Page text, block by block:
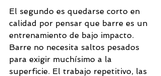
El segundo es quedarse corto en
calidad por pensar que barre es un
entrenamiento de bajo impacto.
Barre no necesita saltos pesados
para exigir muchísimo a la
superficie. El trabajo repetitivo, las